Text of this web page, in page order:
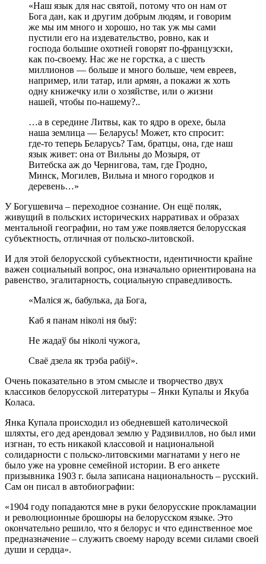
«Наш язык для нас святой, потому что он нам от
Бога дан, как и другим добрым людям, и говорим
же мы им много и хорошо, но так уж мы сами
пустили его на издевательство, ровно, как и
господа большие охотней говорят по-французски,
как по-своему. Нас же не горстка, а с шесть
миллионов — больше и много больше, чем евреев,
например, или татар, или армян, а покажи ж хоть
одну книжечку или о хозяйстве, или о жизни
нашей, чтобы по-нашему?..
…а в середине Литвы, как то ядро в орехе, была
наша землица — Беларусь! Может, кто спросит:
где-то теперь Беларусь? Там, братцы, она, где наш
язык живет: она от Вильны до Мозыря, от
Витебска аж до Чернигова, там, где Гродно,
Минск, Могилев, Вильна и много городков и
деревень…»
У Богушевича – переходное сознание. Он ещё поляк,
живущий в польских исторических нарративах и образах
ментальной географии, но там уже появляется белорусская
субъектность, отличная от польско-литовской.
И для этой белорусской субъектности, идентичности крайне
важен социальный вопрос, она изначально ориентирована на
равенство, эгалитарность, социальную справедливость.
«Маліся ж, бабулька, да Бога,
Каб я панам ніколі ня быў:
Не жадаў бы ніколі чужога,
Сваё дзела як трэба рабіў».
Очень показательно в этом смысле и творчество двух
классиков белорусской литературы – Янки Купалы и Якуба
Коласа.
Янка Купала происходил из обедневшей католической
шляхты, его дед арендовал землю у Радзивиллов, но был ими
изгнан, то есть никакой классовой и национальной
солидарности с польско-литовскими магнатами у него не
было уже на уровне семейной истории. В его анкете
призывника 1903 г. была записана национальность – русский.
Сам он писал в автобиографии:
«1904 году попадаются мне в руки белорусские прокламации
и революционные брошюры на белорусском языке. Это
окончательно решило, что я белорус и что единственное мое
предназначение – служить своему народу всеми силами своей
души и сердца».